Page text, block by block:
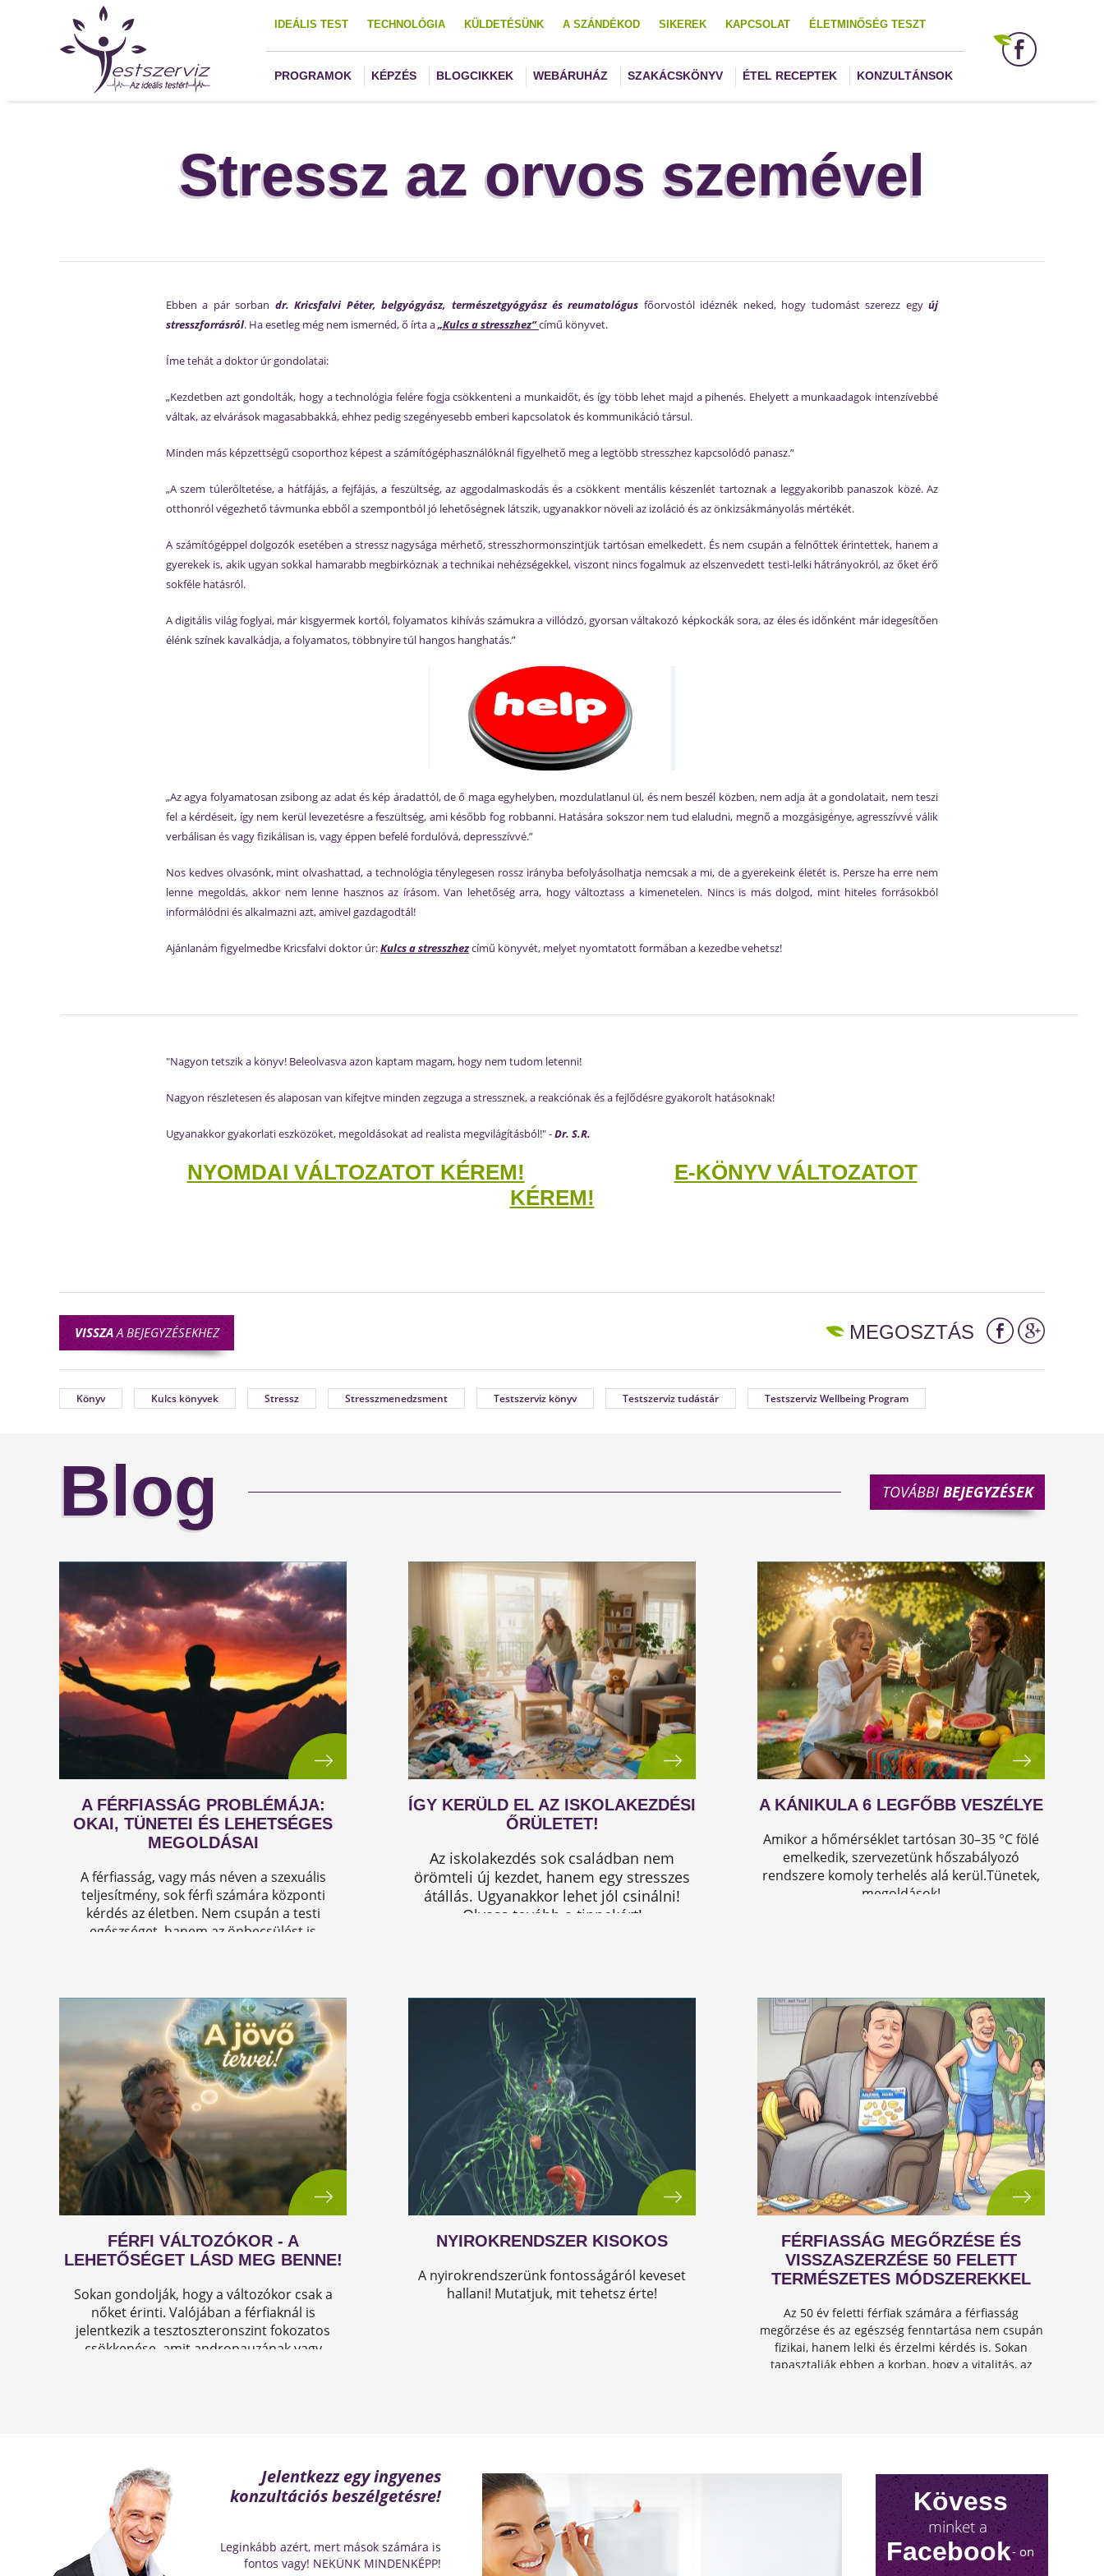
IDEÁLIS TEST TECHNOLÓGIA KÜLDETÉSÜNK A SZÁNDÉKOD SIKEREK KAPCSOLAT ÉLETMINŐSÉG TESZT
PROGRAMOK KÉPZÉS BLOGCIKKEK WEBÁRUHÁZ SZAKÁCSKÖNYV ÉTEL RECEPTEK KONZULTÁNSOK
Stressz az orvos szemével
Ebben a pár sorban dr. Kricsfalvi Péter, belgyógyász, természetgyógyász és reumatológus főorvostól idéznék neked, hogy tudomást szerezz egyúj
stresszforrásról. Ha esetleg még nem ismernéd, ő írta a„Kulcs a stresszhez”című könyvet.
Íme tehát a doktor úr gondolatai:
„Kezdetben azt gondolták, hogy a technológia felére fogja csökkenteni a munkaidőt, és így több lehet majd a pihenés. Ehelyett a munkaadagok intenzívebbé
váltak, az elvárások magasabbakká, ehhez pedig szegényesebb emberi kapcsolatok és kommunikáció társul.
Minden más képzettségű csoporthoz képest a számítógéphasználóknál figyelhető meg a legtöbb stresszhez kapcsolódó panasz.”
„A szem túlerőltetése, a hátfájás, a fejfájás, a feszültség, az aggodalmaskodás és a csökkent mentális készenlét tartoznak a leggyakoribb panaszok közé. Az
otthonról végezhető távmunka ebből a szempontból jó lehetőségnek látszik, ugyanakkor növeli az izoláció és az önkizsákmányolás mértékét.
A számítógéppel dolgozók esetében a stressz nagysága mérhető, stresszhormonszintjük tartósan emelkedett. És nem csupán a felnőttek érintettek, hanem a
gyerekek is, akik ugyan sokkal hamarabb megbirkóznak a technikai nehézségekkel, viszont nincs fogalmuk az elszenvedett testi-lelki hátrányokról, az őket érő
sokféle hatásról.
A digitális világ foglyai, már kisgyermek kortól, folyamatos kihívás számukra a villódzó, gyorsan váltakozó képkockák sora, az éles és időnként már idegesítően
élénk színek kavalkádja, a folyamatos, többnyire túl hangos hanghatás.”
„Az agya folyamatosan zsibong az adat és kép áradattól, de ő maga egyhelyben, mozdulatlanul ül, és nem beszél közben, nem adja át a gondolatait, nem teszi
fel a kérdéseit, így nem kerül levezetésre a feszültség, ami később fog robbanni. Hatására sokszor nem tud elaludni, megnő a mozgásigénye, agresszívvé válik
verbálisan és vagy fizikálisan is, vagy éppen befelé fordulóvá, depresszívvé.”
Nos kedves olvasónk, mint olvashattad, a technológia ténylegesen rossz irányba befolyásolhatja nemcsak a mi, de a gyerekeink életét is. Persze ha erre nem
lenne megoldás, akkor nem lenne hasznos az írásom. Van lehetőség arra, hogy változtass a kimenetelen. Nincs is más dolgod, mint hiteles forrásokból
informálódni és alkalmazni azt, amivel gazdagodtál!
Ajánlanám figyelmedbe Kricsfalvi doktor úr:Kulcs a stresszhezcímű könyvét, melyet nyomtatott formában a kezedbe vehetsz!
"Nagyon tetszik a könyv! Beleolvasva azon kaptam magam, hogy nem tudom letenni!
Nagyon részletesen és alaposan van kifejtve minden zegzuga a stressznek, a reakciónak és a fejlődésre gyakorolt hatásoknak!
Ugyanakkor gyakorlati eszközöket, megoldásokat ad realista megvilágításból!" -Dr. S.R.
NYOMDAI VÁLTOZATOT KÉREM!
E-KÖNYV VÁLTOZATOT
KÉREM!
VISSZAA BEJEGYZÉSEKHEZ MEGOSZTÁS
Könyv Kulcs könyvek Stressz Stresszmenedzsment Testszerviz könyv Testszerviz tudástár Testszerviz Wellbeing Program
Blog TOVÁBBIBEJEGYZÉSEK
A FÉRFIASSÁG PROBLÉMÁJA:
OKAI, TÜNETEI ÉS LEHETSÉGES
MEGOLDÁSAI
A férfiasság, vagy más néven a szexuális
teljesítmény, sok férfi számára központi
kérdés az életben. Nem csupán a testi
egészséget, hanem az önbecsülést is
ÍGY KERÜLD EL AZ ISKOLAKEZDÉSI
ŐRÜLETET!
Az iskolakezdés sok családban nem
örömteli új kezdet, hanem egy stresszes
átállás. Ugyanakkor lehet jól csinálni!
Olvass tovább a tippekért!
A KÁNIKULA 6 LEGFŐBB VESZÉLYE
Amikor a hőmérséklet tartósan 30–35 °C fölé
emelkedik, szervezetünk hőszabályozó
rendszere komoly terhelés alá kerül.Tünetek,
megoldások!
FÉRFI VÁLTOZÓKOR - A
LEHETŐSÉGET LÁSD MEG BENNE!
Sokan gondolják, hogy a változókor csak a
nőket érinti. Valójában a férfiaknál is
jelentkezik a tesztoszteronszint fokozatos
csökkenése, amit andropauzának vagy
NYIROKRENDSZER KISOKOS
A nyirokrendszerünk fontosságáról keveset
hallani! Mutatjuk, mit tehetsz érte!
FÉRFIASSÁG MEGŐRZÉSE ÉS
VISSZASZERZÉSE 50 FELETT
TERMÉSZETES MÓDSZEREKKEL
Az 50 év feletti férfiak számára a férfiasság
megőrzése és az egészség fenntartása nem csupán
fizikai, hanem lelki és érzelmi kérdés is. Sokan
tapasztalják ebben a korban, hogy a vitalitás, az
Jelentkezz egy ingyenes
konzultációs beszélgetésre!
Leginkább azért, mert mások számára is
fontos vagy! NEKÜNK MINDENKÉPP!
Kövess
minket a
Facebook- on